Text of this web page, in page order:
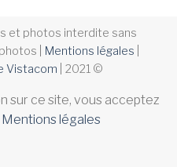
et photos interdite sans
| Mentions légales
Vistacom | 2021 ©
sur ce site, vous acceptez
Mentions légales